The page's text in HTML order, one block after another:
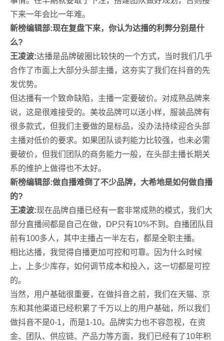
下来一年会比一年难。
新榜编辑部:现在复盘下来，你认为达播的利弊分别是什
么?
王凌波:达播是品牌破圈比较快的一个方式，当时我们几乎
合作了市面上大部分头部主播，这夯实了我们在抖音的先
发优势。
但达播有一个致命缺陷，主播一定要破价。对成熟品牌来
说，这是很难接受的。美妆品牌可以送小样，服装品牌有
很多款式，但我们主要做的是标品，没办法持续迎合头部
主播对低价的要求。如果团队谈判能力比较强，也未必需
要破价，但我们团队的商务能力一般，在头部主播长期关
系的维护上做得也不太好。
新榜编辑部:做自播难倒了不少品牌，大希地是如何做自播
的?
王凌波:现在品牌自播已经有一套非常成熟的模式，我们大
部分直播间都是自己在做，DP只有10%不到。自播团队目
前有100多人，其中主播占一半左右，都是全职主播。
相比达播，我觉得自播更加可控和可靠。因为什么时候
上，上多少库存，如何调节成本和投入，这一切都是可控
的。
当然，用户基础很重要，在做抖音之前，我们在天猫、京
东和其他渠道已经积累了千万以上的用户基础，所以我们
做抖音不是0-1，而是1-10。品牌实力也不容忽视，在资
金、团队、供应链、产品力等方面，我们已经有了10年积